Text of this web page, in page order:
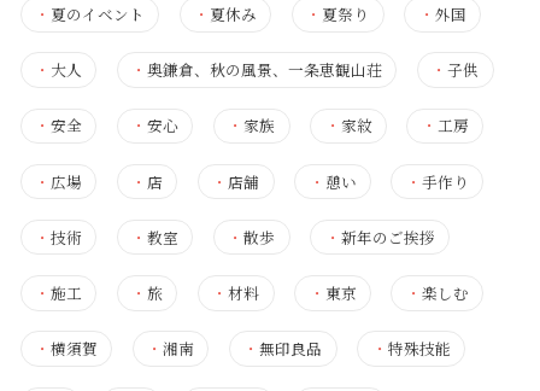
・ 夏のイベント ・ 夏休み ・ 夏祭り ・ 外国
・ 大人 ・奥鎌倉、秋の風景、一条恵観山荘 ・子供
・ 安全 ・安心 ・ 家族 ・ 家紋 ・ 工房
・ 広場 ・ 店 ・ 店舗 ・ 憩い ・ 手作り
・ 技術 ・教室 ・散歩 ・ 新年のご挨拶
・ 施工 ・ 旅 ・材料 ・ 東京 ・ 楽しむ
・ 横須賀 ・湘南 ・無印良品 ・ 特殊技能